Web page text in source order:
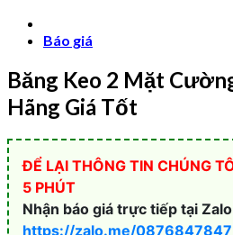
Báo giá
Băng Keo 2 Mặt
Hãng Giá Tốt